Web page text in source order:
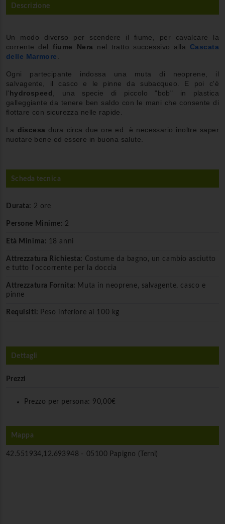
Descrizione
Un modo diverso per scendere il fiume, per cavalcare la
corrente del fiume Nera nel tratto successivo alla Cascata
delle Marmore
Ogni partecipante indossa una muta di neoprene, il
salvagente, il casco e le pinne da subacqueo. E poi c'è
l'hydrospeed , una specie di piccolo "bob" in plastica
galleggiante da tenere ben saldo con le mani che consente di
flottare con sicurezza nelle rapide.
La discesa dura circa due ore ed è necessario inoltre saper
nuotare bene ed essere in buona salute.
Scheda tecnica
Durata: 2 ore
Persone Minime: 2
Età Minima: 18 anni
Attrezzatura Richiesta: Costume da bagno, un cambio asciutto
e tutto l'occorrente per la doccia
Attrezzatura Fornita: Muta in neoprene, salvagente, casco e
pinne
Requisiti: Peso inferiore ai 100 kg
Dettagli
Prezzi
Prezzo per persona: 90,00€
Mappa
42.551934,12.693948 - 05100 Papigno (Terni)